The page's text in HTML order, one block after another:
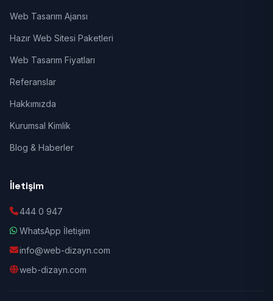
Web Tasarım Ajansı
Hazır Web Sitesi Paketleri
Web Tasarım Fiyatları
Referanslar
Hakkımızda
Kurumsal Kimlik
Blog & Haberler
İletişim
444 0 947
WhatsApp İletişim
info@web-dizayn.com
web-dizayn.com